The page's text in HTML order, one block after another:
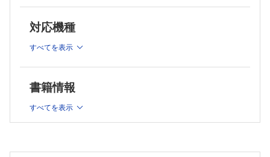
遅発性脳血管攣縮の予防 間瀬光人
遅発性脳血管攣縮の血管内治療 中川一郎
正常圧水頭症 小野秀明
C．未破裂脳動脈瘤
脳動脈瘤の発生のメカニズム 高麗雅章 他
脳動脈瘤の遺伝子 宮脇 哲
ネッククリッピング 鈴木海馬 他
対応機種
すべてを表示
書籍情報
すべてを表示